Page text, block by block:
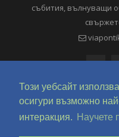
Този уебсайт
осигури възможно
интеракция.
Научете
събития, вълнуващи